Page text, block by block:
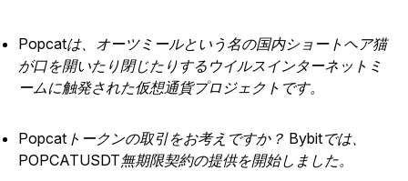
Popcatは、オーツミールという名の国内ショートヘア猫
が口を開いたり閉じたりするウイルスインターネットミ
ームに触発された仮想通貨プロジェクトです。
Popcatトークンの取引をお考えですか？ Bybitでは、
POPCATUSDT無期限契約の提供を開始しました。